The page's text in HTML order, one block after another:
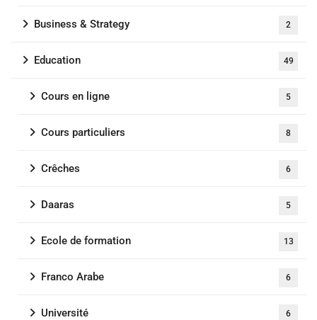
Business & Strategy 2
Education 49
Cours en ligne 5
Cours particuliers 8
Crêches 6
Daaras 5
Ecole de formation 13
Franco Arabe 6
Université 6